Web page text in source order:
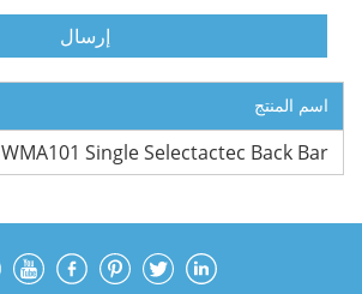
اسم المنتج
WMA101 Single Selectactec Back Bar